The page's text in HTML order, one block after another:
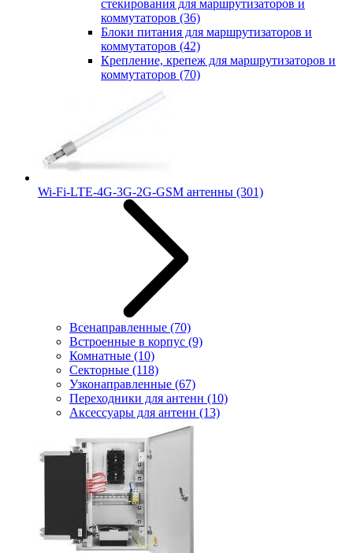
стекирования для маршрутизаторов и
коммутаторов (36)
Блоки питания для маршрутизаторов и
коммутаторов (42)
Крепление, крепеж для маршрутизаторов и
коммутаторов (70)
Wi-Fi-LTE-4G-3G-2G-GSM антенны (301)
Всенаправленные (70)
Встроенные в корпус (9)
Комнатные (10)
Секторные (118)
Узконаправленные (67)
Переходники для антенн (10)
Аксессуары для антенн (13)